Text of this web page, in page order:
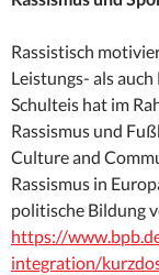
Rassistisch
Leistungs- als
Schulteis hat im
Rassismus und
Culture and
Rassismus in
politische Bildung
https://
integration/